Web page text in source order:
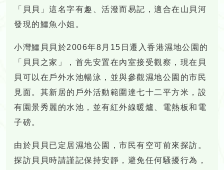
「貝貝」這名字有趣、活潑而易記，適合在山貝河
發現的鱷魚小姐。
小灣鱷貝貝於2006年8月15日遷入香港濕地公園的
「貝貝之家」，首先安置在內室接受觀察，現在貝
貝可以在戶外水池暢泳，並與參觀濕地公園的市民
見面。其新居的戶外活動範圍達七十二平方米，設
有園景秀麗的水池，並有紅外線暖爐、電熱板和電
子磅。
由於貝貝已定居濕地公園，市民有空可前來探訪。
探訪貝貝時請謹記保持安靜，避免任何騷擾行為，